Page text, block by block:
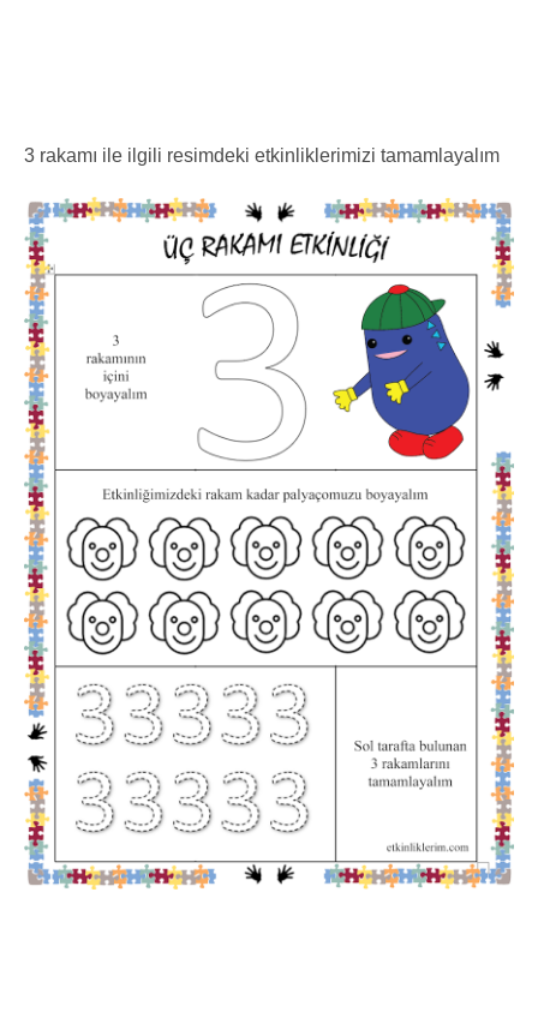
3 rakamı ile ilgili resimdeki etkinliklerimizi tamamlayalım